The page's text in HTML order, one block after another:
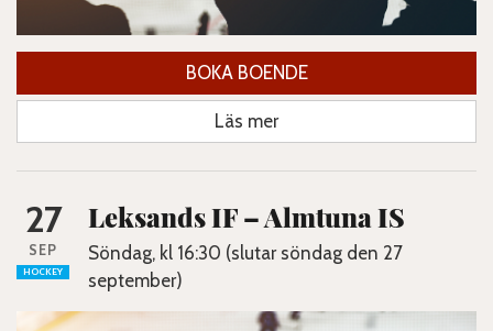
BOKA BOENDE
Läs mer
27
SEP
HOCKEY
Leksands IF – Almtuna IS
Söndag, kl 16:30 (slutar söndag den 27
september)